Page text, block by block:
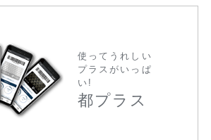
使ってうれしい
プラスがいっぱ
い!
都プラス